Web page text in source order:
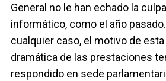
General no le han echado la
informático, como el año
cualquier caso, el motivo de
dramática de las prestaciones
respondido en sede